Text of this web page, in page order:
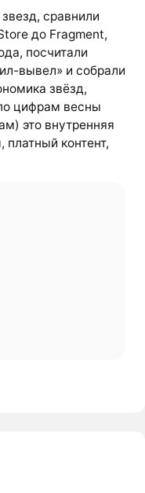
сравнили
до Fragment,
посчитали
вывел» и собрали
звёзд,
цифрам весны
это внутренняя
контент,